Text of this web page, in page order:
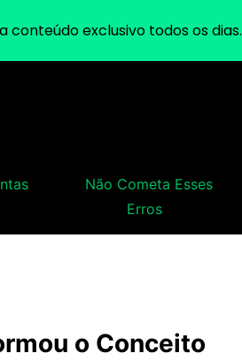
Não Cometa Esses
Erros
o Conceito
conteúdo exclusivo todos os dias.